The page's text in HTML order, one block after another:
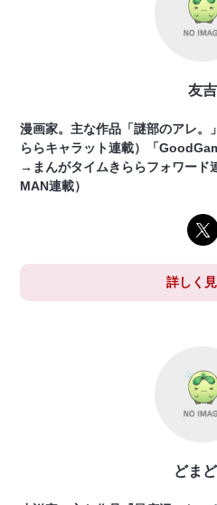
友吉
漫画家。主な作品「謎部のアレ。
ららキャラット連載）「
→まんがタイムきららフォワード
MAN連載）
詳しく
どま